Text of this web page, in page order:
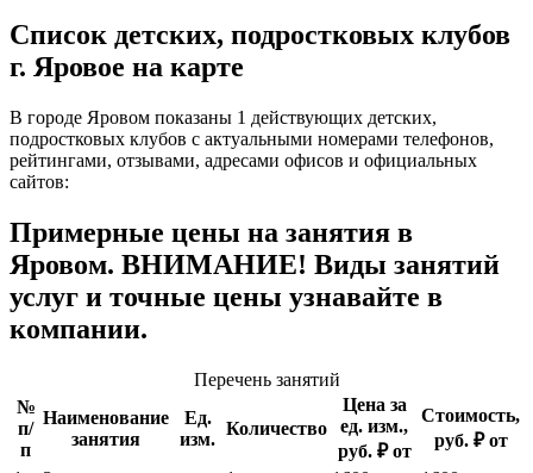
Список детских, подростковых клубов
г. Яровое на карте
В городе Яровом показаны 1 действующих детских,
подростковых клубов с актуальными номерами телефонов,
рейтингами, отзывами, адресами офисов и официальных
сайтов:
Примерные цены на занятия в
Яровом. ВНИМАНИЕ! Виды занятий
услуг и точные цены узнавайте в
компании.
Перечень занятий
№
п/
п
Наименование
занятия
Ед.
изм.
Количество
Цена за
ед. изм.,
руб. ₽ от
Стоимость,
руб. ₽ от